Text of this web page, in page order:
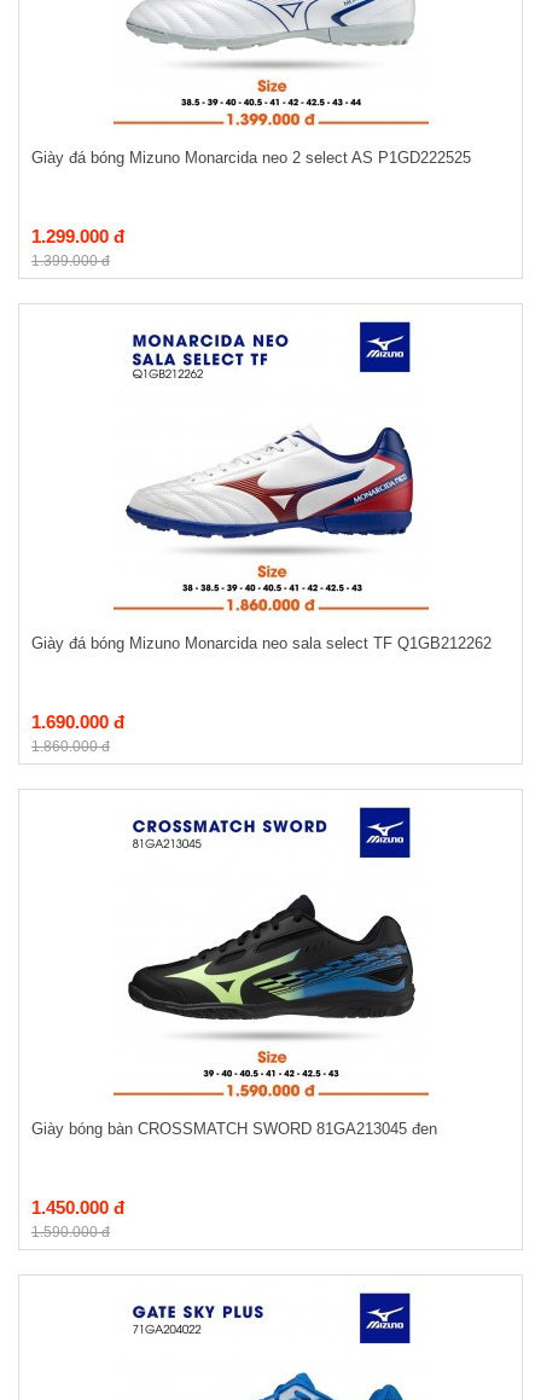
Giày đá bóng Mizuno Monarcida neo 2 select AS P1GD222525
1.299.000 đ
1.399.000 đ
Giày đá bóng Mizuno Monarcida neo sala select TF Q1GB212262
1.690.000 đ
1.860.000 đ
Giày bóng bàn CROSSMATCH SWORD 81GA213045 đen
1.450.000 đ
1.590.000 đ